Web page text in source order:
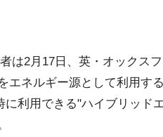
は2月17日、英・オックス
エネルギー源として利用す
利用できる"ハイブリッド